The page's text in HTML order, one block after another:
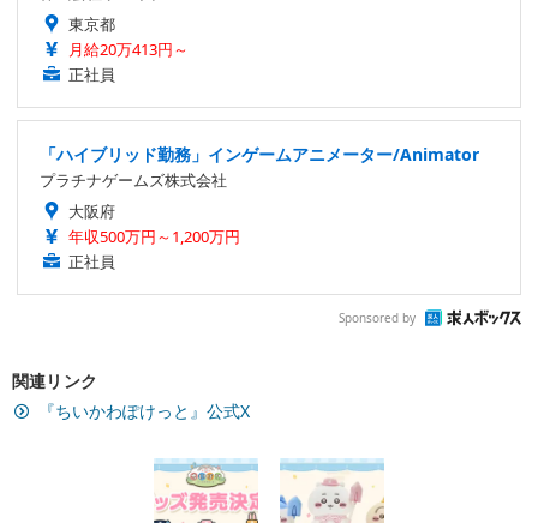
東京都
月給20万413円～
正社員
「ハイブリッド勤務」インゲームアニメーター/Animator
プラチナゲームズ株式会社
大阪府
年収500万円～1,200万円
正社員
Sponsored by
関連リンク
『ちいかわぽけっと』公式X